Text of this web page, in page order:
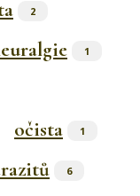
2
1
očista 1
6